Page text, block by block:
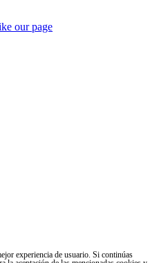
our page
experiencia de usuario. Si continúas